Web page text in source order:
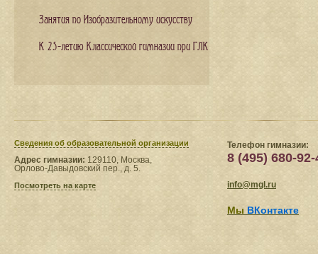
Занятия по Изобразительному искусству
К 25-летию Классической гимназии при ГЛК
Сведения​ об образовательной организации
Адрес гимназии: 129110, Москва,
Орлово-Давыдовский пер., д. 5.
Посмотреть на карте
Телефон гимназии:
8 (495) 680-92-
info@mgl.ru
Мы ВКонтакте